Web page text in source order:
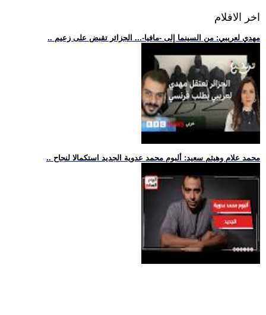
اخر الافلام
.. مهدي لعريبي: من السينما إلى -مافيا-... الجزائر تقبض على زعيم
.. محمد علام وهيثم سعيد: ألبوم محمد عدوية الجديد استكمالا لنجاح